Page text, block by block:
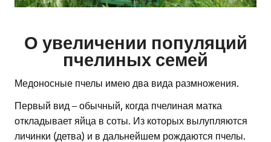
О увеличении популяций
пчелиных семей
Медоносные пчелы имею два вида размножения.
Первый вид – обычный, когда пчелиная матка
откладывает яйца в соты. Из которых вылупляются
личинки (детва) и в дальнейшем рождаются пчелы.